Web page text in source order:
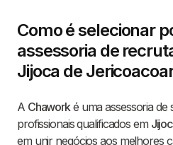
Como é selecionar
assessoria de
Jijoca de
A Chaworké uma assessoria de
profissionais qualificados em
em unir negócios aos melhores